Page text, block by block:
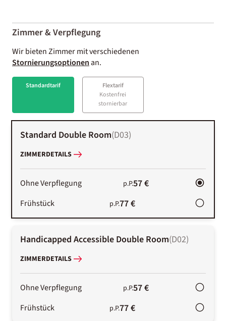
01-02
Zimmer & Verpflegung
Wir bieten Zimmer mit verschiedenen
Stornierungsoptionenan.
Standardtarif
Flextarif
Kostenfrei
stornierbar
Standard Double Room(D03)
ZIMMERDETAILS
Ohne Verpflegung p.P.57 €
Frühstück p.P.77 €
Handicapped Accessible Double Room(D02)
ZIMMERDETAILS
Ohne Verpflegung p.P.57 €
Frühstück p.P.77 €